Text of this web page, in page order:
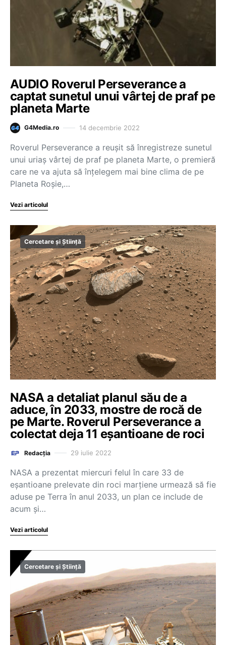
AUDIO Roverul Perseverance a
captat sunetul unui vârtej de praf pe
planeta Marte
G4Media.ro 14 decembrie 2022
Roverul Perseverance a reușit să înregistreze sunetul
unui uriaș vârtej de praf pe planeta Marte, o premieră
care ne va ajuta să înțelegem mai bine clima de pe
Planeta Roșie,…
Vezi articolul
Cercetare și Știință
NASA a detaliat planul său de a
aduce, în 2033, mostre de rocă de
pe Marte. Roverul Perseverance a
colectat deja 11 eșantioane de roci
Redacția 29 iulie 2022
NASA a prezentat miercuri felul în care 33 de
eşantioane prelevate din roci marţiene urmează să fie
aduse pe Terra în anul 2033, un plan ce include de
acum şi…
Vezi articolul
Cercetare și Știință